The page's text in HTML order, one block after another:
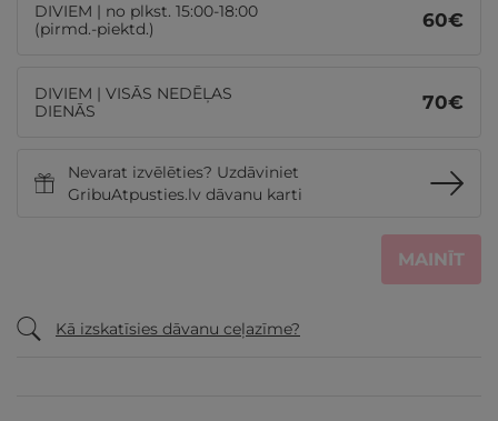
DIVIEM | no plkst. 15:00-18:00
(pirmd.-piektd.)
60€
DIVIEM | VISĀS NEDĒĻAS
DIENĀS
70€
Nevarat izvēlēties? Uzdāviniet
GribuAtpusties.lv dāvanu karti
MAINĪT
Kā izskatīsies dāvanu ceļazīme?